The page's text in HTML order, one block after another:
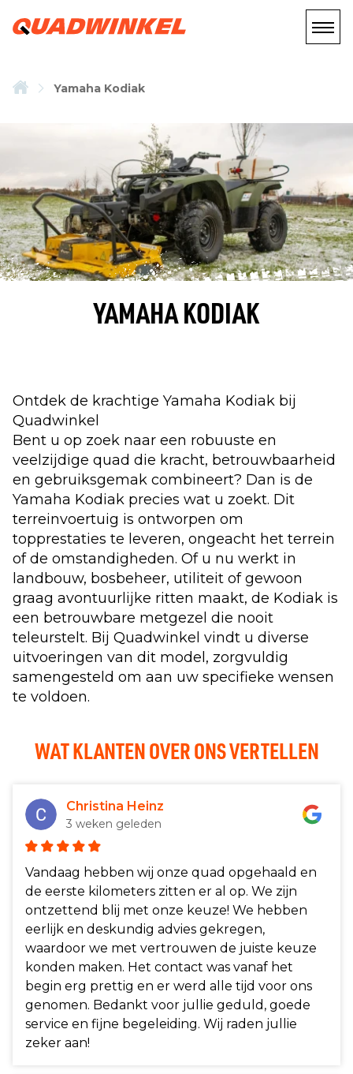
Yamaha Kodiak
YAMAHA KODIAK
Ontdek de krachtige Yamaha Kodiak bij
Quadwinkel
Bent u op zoek naar een robuuste en
veelzijdige quad die kracht, betrouwbaarheid
en gebruiksgemak combineert? Dan is de
Yamaha Kodiak precies wat u zoekt. Dit
terreinvoertuig is ontworpen om
topprestaties te leveren, ongeacht het terrein
of de omstandigheden. Of u nu werkt in
landbouw, bosbeheer, utiliteit of gewoon
graag avontuurlijke ritten maakt, de Kodiak is
een betrouwbare metgezel die nooit
teleurstelt. Bij Quadwinkel vindt u diverse
uitvoeringen van dit model, zorgvuldig
samengesteld om aan uw specifieke wensen
te voldoen.
WAT KLANTEN OVER ONS VERTELLEN
Christina Heinz
3 weken geleden
Vandaag hebben wij onze quad opgehaald en
de eerste kilometers zitten er al op. We zijn
ontzettend blij met onze keuze! We hebben
eerlijk en deskundig advies gekregen,
waardoor we met vertrouwen de juiste keuze
konden maken. Het contact was vanaf het
begin erg prettig en er werd alle tijd voor ons
genomen. Bedankt voor jullie geduld, goede
service en fijne begeleiding. Wij raden jullie
zeker aan!